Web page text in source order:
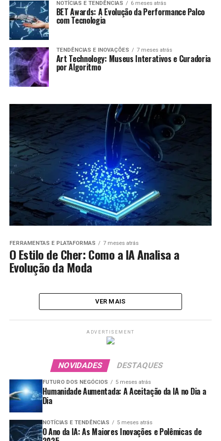
NOTÍCIAS E TENDÊNCIAS 6 meses atrás
BET Awards: A Evolução da Performance Palco
com Tecnologia
TENDÊNCIAS E INOVAÇÕES 7 meses atrás
Art Technology: Museus Interativos e Curadoria
por Algoritmo
FERRAMENTAS E PLATAFORMAS 7 meses atrás
O Estilo de Cher: Como a IA Analisa a
Evolução da Moda
VER MAIS
ADVERTISEMENT
NOVIDADES DESTAQUES
FUTURO DOS NEGÓCIOS 5 meses atrás
Humanidade Aumentada: A Aceitação da IA no Dia a
Dia
NOTÍCIAS E TENDÊNCIAS 5 meses atrás
O Ano da IA: As Maiores Inovações e Polêmicas de